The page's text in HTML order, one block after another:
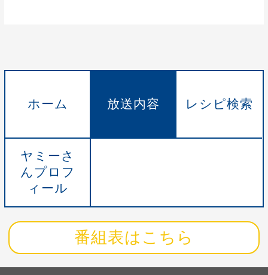
ホーム 放送内容 レシピ検索
ヤミーさ
んプロフ
ィール
番組表はこちら